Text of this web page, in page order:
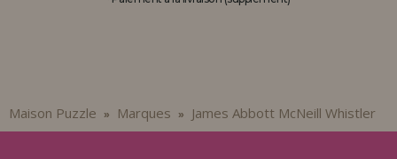
Allez-y! Nous vous attendions.
Maison Puzzle » Marques » James Abbott McNeill Whistler